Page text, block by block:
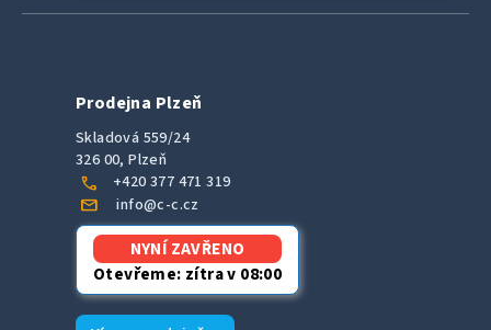
Prodejna Plzeň
Skladová 559/24
326 00, Plzeň
call +420 377 471 319
mail info@c-c.cz
NYNÍ ZAVŘENO
Otevřeme: zítra v 08:00